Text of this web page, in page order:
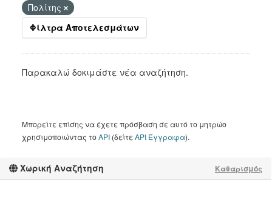
Χωρική Αναζήτηση Καθαρισμός
Πολίτης
Φίλτρα Αποτελεσμάτων
Παρακαλώ δοκιμάστε νέα αναζήτηση.
Μπορείτε επίσης να έχετε πρόσβαση σε αυτό το μητρώο
χρησιμοποιώντας τοAPI (δείτεAPI Έγγραφα).